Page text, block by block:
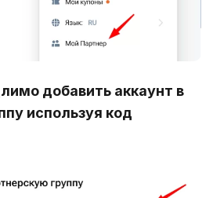
добавить аккаунт в
используя код